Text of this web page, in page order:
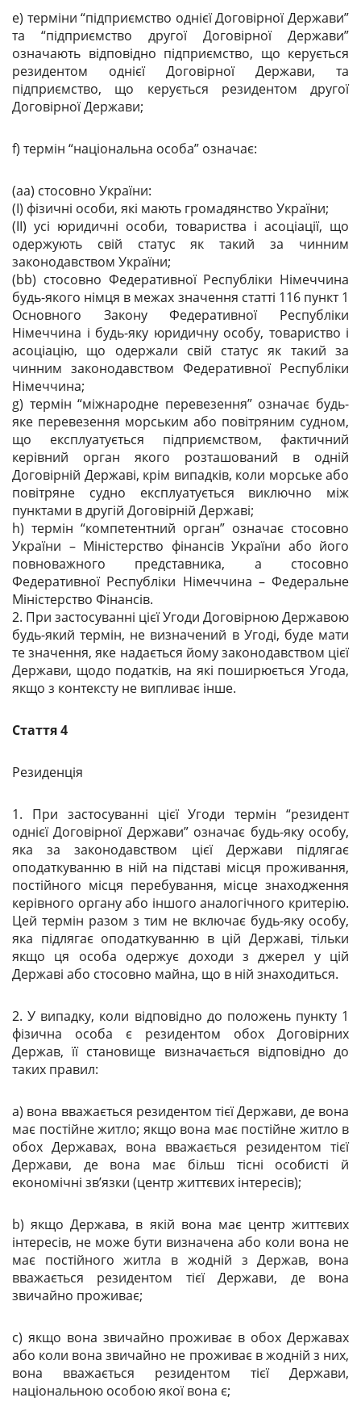
e) терміни “підприємство однієї Договірної Держави”
та “підприємство другої Договірної Держави”
означають відповідно підприємство, що керується
резидентом однієї Договірної Держави, та
підприємство, що керується резидентом другої
Договірної Держави;
f) термін “національна особа” означає:
(aa) стосовно України:
(I) фізичні особи, які мають громадянство України;
(II) усі юридичні особи, товариства і асоціації, що
одержують свій статус як такий за чинним
законодавством України;
(bb) стосовно Федеративної Республіки Німеччина
будь-якого німця в межах значення статті 116 пункт 1
Основного Закону Федеративної Республіки
Німеччина і будь-яку юридичну особу, товариство і
асоціацію, що одержали свій статус як такий за
чинним законодавством Федеративної Республіки
Німеччина;
g) термін “міжнародне перевезення” означає будь-
яке перевезення морським або повітряним судном,
що експлуатується підприємством, фактичний
керівний орган якого розташований в одній
Договірній Державі, крім випадків, коли морське або
повітряне судно експлуатується виключно між
пунктами в другій Договірній Державі;
h) термін “компетентний орган” означає стосовно
України – Міністерство фінансів України або його
повноважного представника, а стосовно
Федеративної Республіки Німеччина – Федеральне
Міністерство Фінансів.
2. При застосуванні цієї Угоди Договірною Державою
будь-який термін, не визначений в Угоді, буде мати
те значення, яке надається йому законодавством цієї
Держави, щодо податків, на які поширюється Угода,
якщо з контексту не випливає інше.
Стаття 4
Резиденція
1. При застосуванні цієї Угоди термін “резидент
однієї Договірної Держави” означає будь-яку особу,
яка за законодавством цієї Держави підлягає
оподаткуванню в ній на підставі місця проживання,
постійного місця перебування, місце знаходження
керівного органу або іншого аналогічного критерію.
Цей термін разом з тим не включає будь-яку особу,
яка підлягає оподаткуванню в цій Державі, тільки
якщо ця особа одержує доходи з джерел у цій
Державі або стосовно майна, що в ній знаходиться.
2. У випадку, коли відповідно до положень пункту 1
фізична особа є резидентом обох Договірних
Держав, її становище визначається відповідно до
таких правил:
a) вона вважається резидентом тієї Держави, де вона
має постійне житло; якщо вона має постійне житло в
обох Державах, вона вважається резидентом тієї
Держави, де вона має більш тісні особисті й
економічні зв’язки (центр життєвих інтересів);
b) якщо Держава, в якій вона має центр життєвих
інтересів, не може бути визначена або коли вона не
має постійного житла в жодній з Держав, вона
вважається резидентом тієї Держави, де вона
звичайно проживає;
c) якщо вона звичайно проживає в обох Державах
або коли вона звичайно не проживає в жодній з них,
вона вважається резидентом тієї Держави,
національною особою якої вона є;